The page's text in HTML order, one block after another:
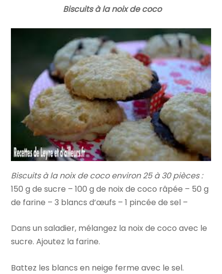
Biscuits à la noix de coco
Biscuits à la noix de coco environ 25 à 30 pièces :
150 g de sucre – 100 g de noix de coco râpée – 50 g
de farine – 3 blancs d’œufs – 1 pincée de sel –
Dans un saladier, mélangez la noix de coco avec le
sucre. Ajoutez la farine.
Battez les blancs en neige ferme avec le sel.